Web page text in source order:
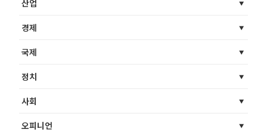
산업
경제
국제
정치
사회
오피니언